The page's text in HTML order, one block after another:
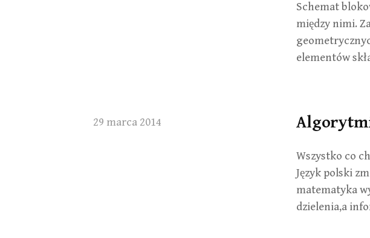
Schemat
między nimi.
elementów
29 marca 2014
Wszystko co
Język polski
matematyka
dzielenia,a